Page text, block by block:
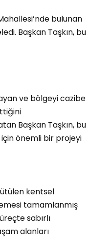
bulunan
Başkan Taşkın, bu
ve bölgeyi cazibe
Başkan Taşkın, bu
önemli bir projeyi
kentsel
tamamlanmış
sabırlı
alanları